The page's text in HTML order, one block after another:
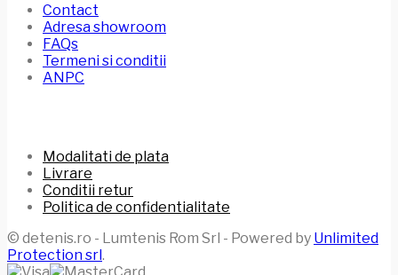
Contact
Adresa showroom
FAQs
Termeni si conditii
ANPC
Modalitati de plata
Livrare
Conditii retur
Politica de confidentialitate
© detenis.ro - Lumtenis Rom Srl - Powered by Unlimited
Protection srl.